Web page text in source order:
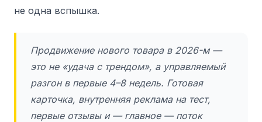
не одна вспышка.
Продвижение нового товара в 2026-м —
это не «удача с трендом», а управляемый
разгон в первые 4–8 недель. Готовая
карточка, внутренняя реклама на тест,
первые отзывы и — главное — поток